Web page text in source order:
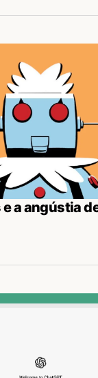
e a angústia